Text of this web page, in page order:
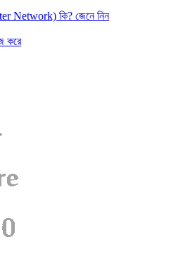
Network) কি? জেনে নিন
করে